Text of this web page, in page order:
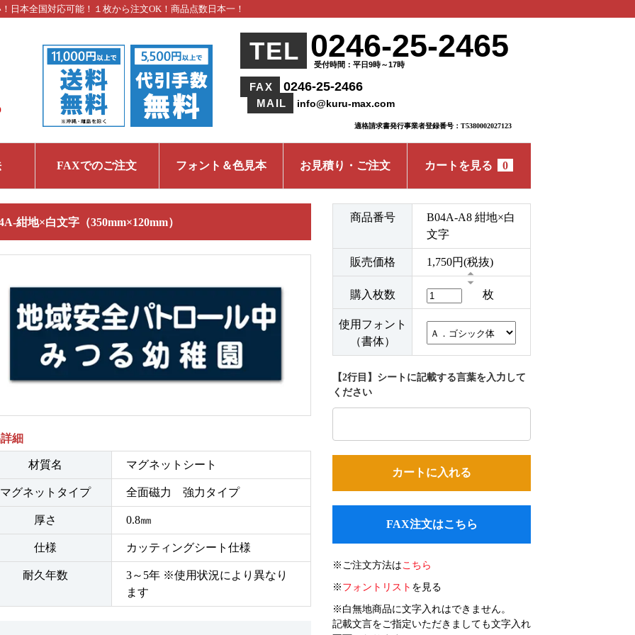
日本全国対応可能！１枚から注文OK！商品点数日本一！
TEL 0246-25-2465
受付時間：平日9時～17時
FAX 0246-25-2466
MAIL info@kuru-max.com
適格請求書発行事業者登録番号：T5380002027123
FAXでのご注文 フォント＆色見本 お見積り・ご注文 カートを見る 0
紺地×白文字（350mm×120mm）
細
材質名 マグネットシート
マグネットタイプ 全面磁力 強力タイプ
厚さ 0.8㎜
仕様 カッティングシート仕様
耐久年数
3～5年 ※使用状況により異なり
ます
商品番号
B04A-A8 紺地×白
文字
販売価格 1,750円(税抜)
購入枚数 枚
使用フォント
（書体）
【2行目】シートに記載する言葉を入力して
ください
FAX注文はこちら
※ご注文方法は こちら
※ フォントリスト を見る
※白無地商品に文字入れはできません。
記載文言をご指定いただきましても文字入れ